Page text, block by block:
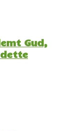
Gud,